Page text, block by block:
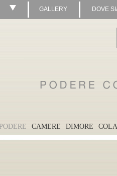
GALLERY DOVE
PODERE CAMERE DIMORE